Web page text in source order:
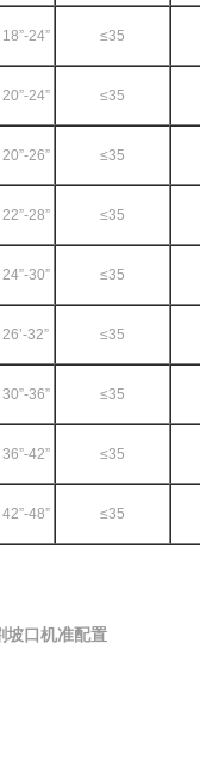
18”-24” ≤35
20”-24” ≤35
20”-26” ≤35
22”-28” ≤35
24”-30” ≤35
26’-32” ≤35
30”-36” ≤35
36”-42” ≤35
42”-48” ≤35
坡口机准配置